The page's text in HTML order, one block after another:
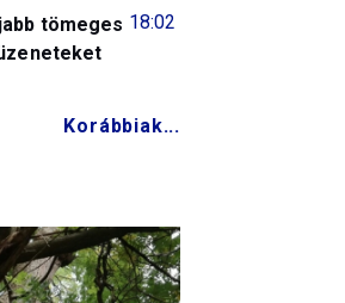
18:02
tömeges
Korábbiak...